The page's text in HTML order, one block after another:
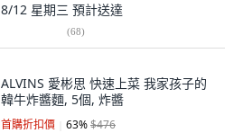
8/12 星期三 預計送達
(68)
ALVINS 愛彬思 快速上菜 我家孩子的
韓牛炸醬麵, 5個, 炸醬
首購折扣價 63%$476